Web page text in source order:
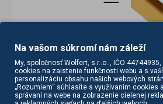
Moderný dizajn a
Ošetrovacie kreslo je vyplnené penou s
Na vašom súkromí nám záleží
My, spoločnosť Wolfert, s.r..o.., IČO
cookies na zaistenie funkčnosti webu a s
personalizáciu obsahu našich webových
„Rozumiem“ súhlasíte s využívaním cookies
správaní na webe na zobrazenie cielenej